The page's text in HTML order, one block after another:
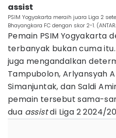
assist
PSIM Yogyakarta meraih juara Liga 2
Bhayangkara FC dengan skor 2-1.
Pemain PSIM Yogyakarta
terbanyak bukan cuma
juga mengandalkan
Tampubolon, Arlyansyah
Simanjuntak, dan Saldi
pemain tersebut sama-
dua assistdi Liga 2 2024/